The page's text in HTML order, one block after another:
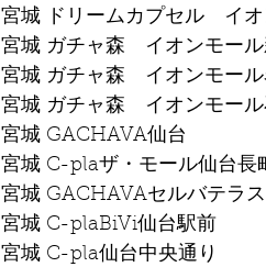
宮城 ドリームカプセル　イ
宮城 ガチャ森　イオンモー
宮城 ガチャ森　イオンモー
宮城 ガチャ森　イオンモー
宮城 GACHAVA仙台
宮城 C-plaザ・モール仙台長
宮城 GACHAVAセルバテラス
宮城 C-plaBiVi仙台駅前
宮城 C-pla仙台中央通り